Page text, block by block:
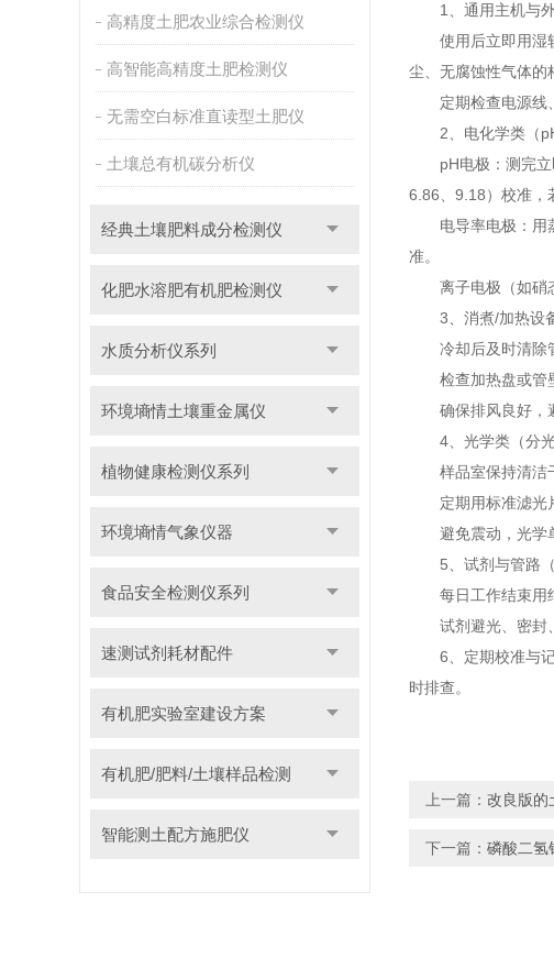
高精度土肥农业综合检测仪
高智能高精度土肥检测仪
无需空白标准直读型土肥仪
土壤总有机碳分析仪
经典土壤肥料成分检测仪
化肥水溶肥有机肥检测仪
水质分析仪系列
环境墒情土壤重金属仪
植物健康检测仪系列
环境墒情气象仪器
食品安全检测仪系列
速测试剂耗材配件
有机肥实验室建设方案
有机肥/肥料/土壤样品检测
智能测土配方施肥仪
1、通用主机与外
使用后立即用湿软
尘、无腐蚀性气体的
定期检查电源线、
2、电化学类（pH
pH电极：测完立即
6.86、9.18）校准，
电导率电极：用蒸
准。
离子电极（如硝态
3、消煮/加热设备
冷却后及时清除管
检查加热盘或管壁
确保排风良好，避
4、光学类（分光
样品室保持清洁干
定期用标准滤光片
避免震动，光学单
5、试剂与管路（
每日工作结束用纯
试剂避光、密封、
6、定期校准与记
时排查。
上一篇： 改良版的
下一篇： 磷酸二氢